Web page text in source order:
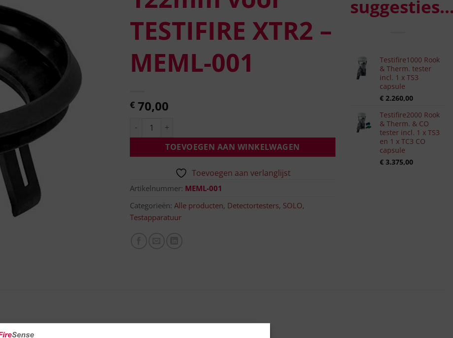
TESTIFIRE XTR2 –
MEML-001
€ 70,00
TOEVOEGEN AAN WINKELWAGEN
Toevoegen aan verlanglijst
Artikelnummer: MEML-001
Categorieën: Alle producten, Detectortesters, SOLO,
Testapparatuur
Testifire1000 Rook
& Therm. tester
incl. 1 x TS3
capsule
€ 2.260,00
Testifire2000 Rook
& Therm. & CO
tester incl. 1 x TS3
en 1 x TC3 CO
capsule
€ 3.375,00